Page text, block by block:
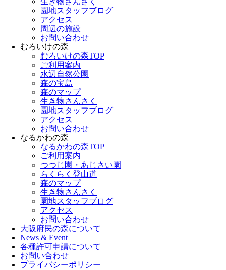
園地スタッフブログ
アクセス
周辺の施設
お問い合わせ
むろいけの森
むろいけの森TOP
ご利用案内
水辺自然公園
森の宝島
森のマップ
生き物さんさく
園地スタッフブログ
アクセス
お問い合わせ
なるかわの森
なるかわの森TOP
ご利用案内
つつじ園・あじさい園
らくらく登山道
森のマップ
生き物さんさく
園地スタッフブログ
アクセス
お問い合わせ
大阪府民の森について
News & Event
各種許可申請について
お問い合わせ
プライバシーポリシー